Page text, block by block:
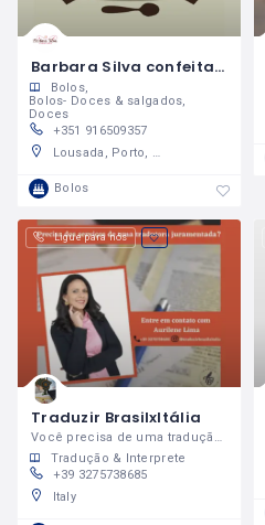
Barbara Silva confeitaria
Bolos
Bolos- Doces & salgados
Doces
+351 916509357
Lousada, Porto, Portugal
Bolos
Ligue para nós
Traduzir BrasilxItália
Você precisa de uma tradução simples ou Juramentada? Conte com os serviços da Tradutora Aurilene Lima
Tradução & Interprete
+39 3275738685
Italy